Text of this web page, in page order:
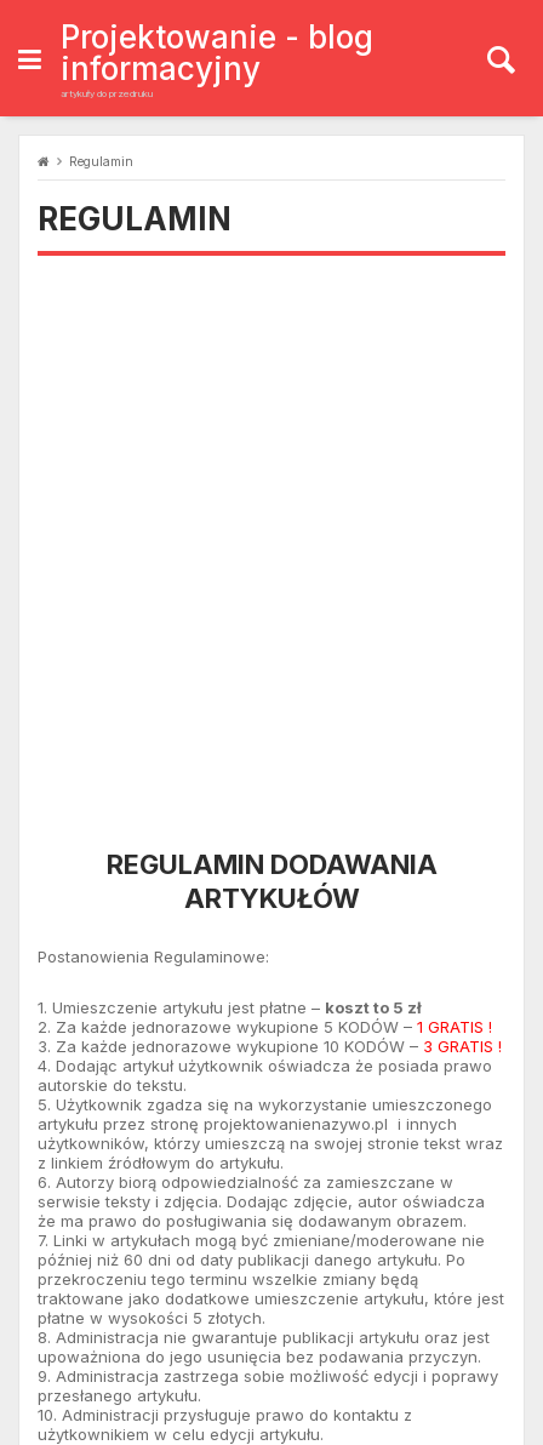
content
Projektowanie - blog
informacyjny
artykuły do przedruku
Regulamin
REGULAMIN
REGULAMIN DODAWANIA
ARTYKUŁÓW
Postanowienia Regulaminowe:
1. Umieszczenie artykułu jest płatne – koszt to 5 zł
2. Za każde jednorazowe wykupione 5 KODÓW – 1 GRATIS !
3. Za każde jednorazowe wykupione 10 KODÓW – 3 GRATIS !
4. Dodając artykuł użytkownik oświadcza że posiada prawo
autorskie do tekstu.
5. Użytkownik zgadza się na wykorzystanie umieszczonego
artykułu przez stronę projektowanienazywo.pl i innych
użytkowników, którzy umieszczą na swojej stronie tekst wraz
z linkiem źródłowym do artykułu.
6. Autorzy biorą odpowiedzialność za zamieszczane w
serwisie teksty i zdjęcia. Dodając zdjęcie, autor oświadcza
że ma prawo do posługiwania się dodawanym obrazem.
7. Linki w artykułach mogą być zmieniane/moderowane nie
później niż 60 dni od daty publikacji danego artykułu. Po
przekroczeniu tego terminu wszelkie zmiany będą
traktowane jako dodatkowe umieszczenie artykułu, które jest
płatne w wysokości 5 złotych.
8. Administracja nie gwarantuje publikacji artykułu oraz jest
upoważniona do jego usunięcia bez podawania przyczyn.
9. Administracja zastrzega sobie możliwość edycji i poprawy
przesłanego artykułu.
10. Administracji przysługuje prawo do kontaktu z
użytkownikiem w celu edycji artykułu.